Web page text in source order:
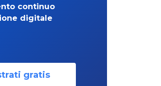
continuo
digitale
gratis